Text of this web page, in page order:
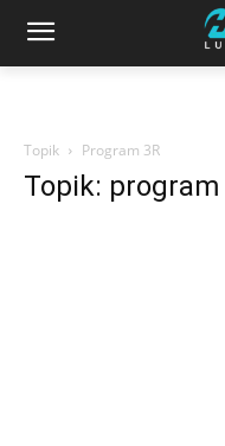
Topik Program 3R
Topik: program